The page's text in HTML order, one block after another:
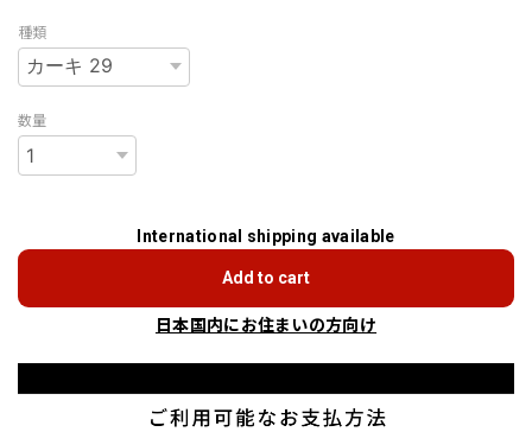
種類
数量
International shipping available
Add to cart
日本国内にお住まいの方向け